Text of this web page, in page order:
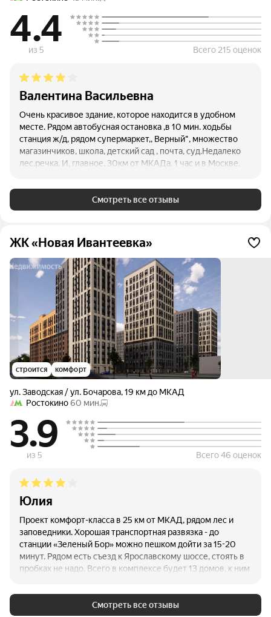
4.4
из 5 Всего 215 оценок
Валентина Васильевна
Очень красивое здание, которое находится в удобном
месте. Рядом автобусная остановка ,в 10 мин. ходьбы
станция ж/д, рядом супермаркет,, Верный", множество
магазинчиков, школа, детский сад , почта, суд.Недалеко
лес,речка. И, главное, 30км от МКАДа. 1 час и в Москве.
Смотреть все отзывы
ЖК «Новая Ивантеевка»
строится комфорт
ул. Заводская / ул. Бочарова,19 км до МКАД
Ростокино60 мин.
3.9
из 5 Всего 46 оценок
Юлия
Проект комфорт-класса в 25 км от МКАД, рядом лес и
заповедники. Хорошая транспортная развязка - до
станции «Зеленый Бор» можно пешком дойти за 15-20
минут. Рядом есть съезд к Ярославскому шоссе, стоять в
пробках не надо. Всего в комплексе будет 13 домов, к ним
физкультурный комплекс с бассейном, а также наземные
паркинги. Видно, что стройка идет активно, нет задержки
Смотреть все отзывы